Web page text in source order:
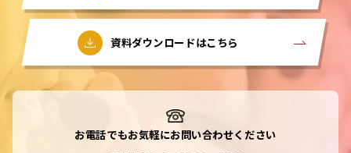
資料ダウンロードはこちら
お電話でもお気軽にお問い合わせください